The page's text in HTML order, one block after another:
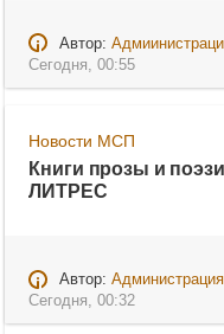
Автор:
Сегодня, 00:55
Новости МСП
Книги прозы и
ЛИТРЕС
Автор:
Сегодня, 00:32